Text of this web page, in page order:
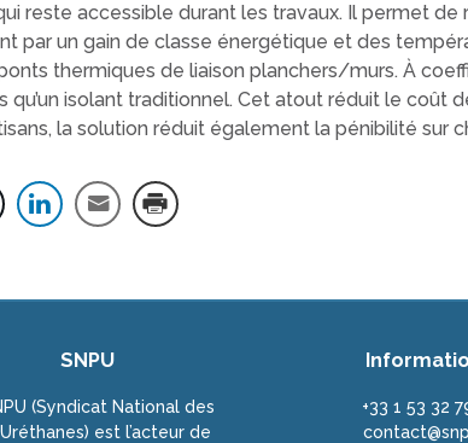
reste accessible durant les travaux. Il permet
par un gain de classe énergétique et des
thermiques de liaison planchers/murs. À
qu’un isolant traditionnel. Cet atout réduit le coût
la solution réduit également la pénibilité
SNPU
(Syndicat National des
est l’acteur de
+33 1 53 32